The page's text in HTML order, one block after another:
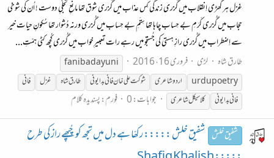
غزل ہر گھڑی اِنقلاب میں گُزری زندگی کِس عذاب میں گُزری شوق تھا مانَعِ تجلّیِ دوست ! اُن کی شوخی
حِجاب میں گُزری کَرَمِ بے حِساب چاہا تھا سِتَمِ بے حِساب میں گُزری ورنہ دُشوار تھا سُکونِ حیات خیر
سے اِضطراب میں گُزری رازِ ہستی کی جُستجُو میں رہے رات تعبیرِخواب میں گُزری کُچھ کٹی ہمّتِ...
طارق شاہ
لڑی فروری 16، 2016
fani badayuni
urdupoetry
اردو شاعری شوکت علی خان فانی بدایونی طارق شاہ غزل
فانی
فانی بدایونی
کلاسیکل شاعری جوابات: 0 فورم:پسندیدہ کلام
شفیق خلش شفیق خلش ::::: رکھّا ہے دل میں تجھ کو چُپھے راز کی طرح